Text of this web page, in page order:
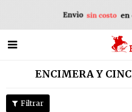

ENCIMERA Y